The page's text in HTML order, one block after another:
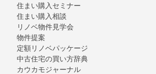
住まい購入セミナー
住まい購入相談
リノベ物件見学会
物件提案
定額リノベパッケージ
中古住宅の買い方辞典
カウカモジャーナル